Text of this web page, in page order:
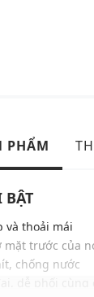
PHẨM
và thoải mái
mặt trước của
chống nước